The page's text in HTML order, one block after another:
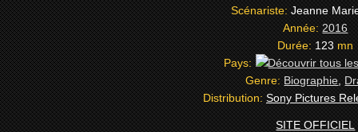
Scénariste:Jeanne
Année:2016
Durée:123mn
Pays:
Genre:Biographie,
Distribution:Sony Pictures
SITE OFFICIEL